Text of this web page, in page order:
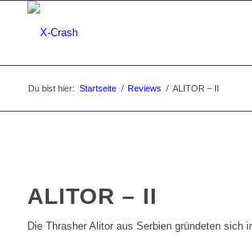
Du bist hier: Startseite / Reviews / ALITOR – II
ALITOR – II
Die Thrasher Alitor aus Serbien gründeten sich